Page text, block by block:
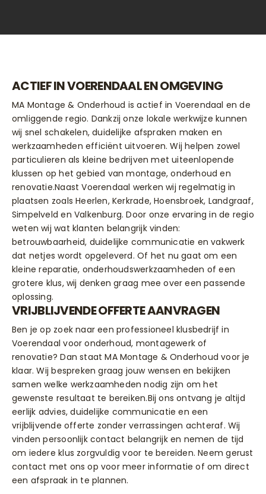
ACTIEF IN VOERENDAAL EN OMGEVING
MA Montage & Onderhoud is actief in Voerendaal en de
omliggende regio. Dankzij onze lokale werkwijze kunnen
wij snel schakelen, duidelijke afspraken maken en
werkzaamheden efficiënt uitvoeren. Wij helpen zowel
particulieren als kleine bedrijven met uiteenlopende
klussen op het gebied van montage, onderhoud en
renovatie.Naast Voerendaal werken wij regelmatig in
plaatsen zoals Heerlen, Kerkrade, Hoensbroek, Landgraaf,
Simpelveld en Valkenburg. Door onze ervaring in de regio
weten wij wat klanten belangrijk vinden:
betrouwbaarheid, duidelijke communicatie en vakwerk
dat netjes wordt opgeleverd. Of het nu gaat om een
kleine reparatie, onderhoudswerkzaamheden of een
grotere klus, wij denken graag mee over een passende
oplossing.
VRIJBLIJVENDE OFFERTE AANVRAGEN
Ben je op zoek naar een professioneel klusbedrijf in
Voerendaal voor onderhoud, montagewerk of
renovatie? Dan staat MA Montage & Onderhoud voor je
klaar. Wij bespreken graag jouw wensen en bekijken
samen welke werkzaamheden nodig zijn om het
gewenste resultaat te bereiken.Bij ons ontvang je altijd
eerlijk advies, duidelijke communicatie en een
vrijblijvende offerte zonder verrassingen achteraf. Wij
vinden persoonlijk contact belangrijk en nemen de tijd
om iedere klus zorgvuldig voor te bereiden. Neem gerust
contact met ons op voor meer informatie of om direct
een afspraak in te plannen.